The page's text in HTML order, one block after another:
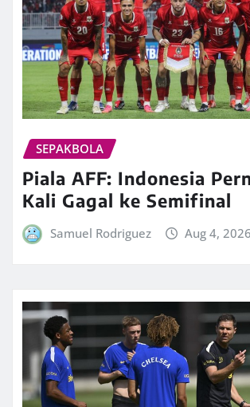
SEPAKBOLA
Piala AFF: Indonesia
Kali Gagal ke Semifinal
Samuel Rodriguez Aug 4, 2026